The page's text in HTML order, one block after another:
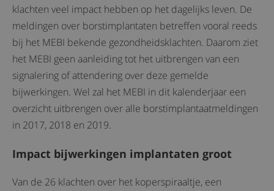
klachten veel impact hebben op het dagelijks leven. De
meldingen over borstimplantaten betreffen vooral reeds
bij het MEBI bekende gezondheidsklachten. Daarom ziet
het MEBI geen aanleiding tot het uitbrengen van een
signalering of attendering over deze gemelde
bijwerkingen. Wel zal het MEBI in dit kalenderjaar een
overzicht uitbrengen over alle borstimplantaatmeldingen
in 2017, 2018 en 2019.
Impact bijwerkingen implantaten groot
Van de 26 klachten over het koperspiraaltje, een